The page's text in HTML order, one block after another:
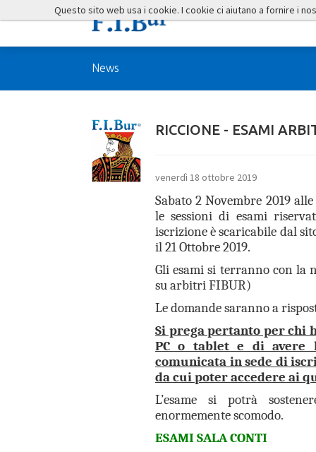
News
RICCIONE - ESAMI
venerdì 18 ottobre 2019
Sabato 2 Novembre 2019
le sessioni di esami
iscrizione è scaricabile dal
il 21 Ottobre 2019.
Gli esami si terranno con la
su arbitri FIBUR)
Le domande saranno a
Si prega pertanto per chi
PC o tablet e di avere
comunicata in sede di
da cui poter accedere ai
L’esame si potrà
enormemente scomodo.
ESAMI SALA CONTI
Questo sito web usa i cookie. I cookie ci aiutano a fornire i